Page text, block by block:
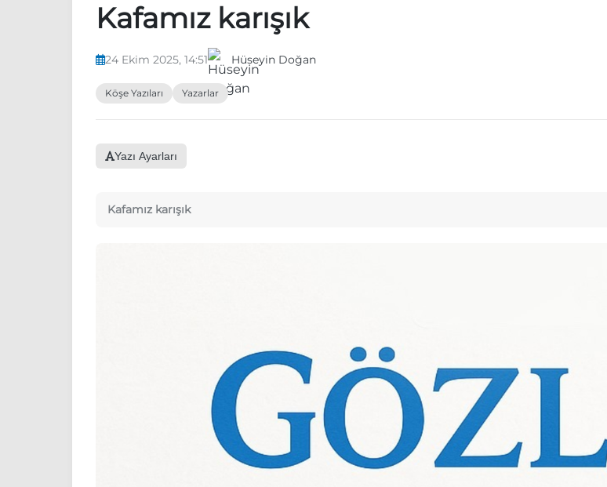
Kafamız karışık
24 Ekim 2025, 14:51 Hüseyin Doğan
Köşe Yazıları Yazarlar
Yazı Ayarları
Kafamız karışık